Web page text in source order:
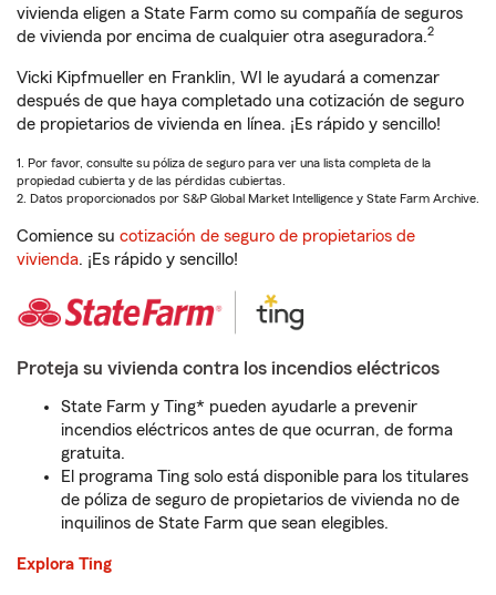
vivienda eligen a State Farm como su compañía de seguros
de vivienda por encima de cualquier otra aseguradora.2
Vicki Kipfmueller en Franklin, WI le ayudará a comenzar
después de que haya completado una cotización de seguro
de propietarios de vivienda en línea. ¡Es rápido y sencillo!
1. Por favor, consulte su póliza de seguro para ver una lista completa de la
propiedad cubierta y de las pérdidas cubiertas.
2. Datos proporcionados por S&P Global Market Intelligence y State Farm Archive.
Comience su cotización de seguro de propietarios de
vivienda. ¡Es rápido y sencillo!
Proteja su vivienda contra los incendios eléctricos
State Farm y Ting* pueden ayudarle a prevenir
incendios eléctricos antes de que ocurran, de forma
gratuita.
El programa Ting solo está disponible para los titulares
de póliza de seguro de propietarios de vivienda no de
inquilinos de State Farm que sean elegibles.
Explora Ting